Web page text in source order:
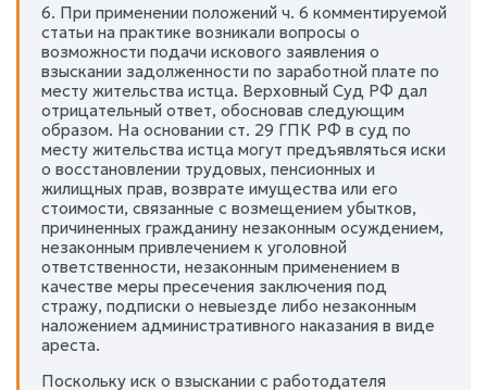
6. При применении положений ч. 6 комментируемой
статьи на практике возникали вопросы о
возможности подачи искового заявления о
взыскании задолженности по заработной плате по
месту жительства истца. Верховный Суд РФ дал
отрицательный ответ, обосновав следующим
образом. На основании ст. 29 ГПК РФ в суд по
месту жительства истца могут предъявляться иски
о восстановлении трудовых, пенсионных и
жилищных прав, возврате имущества или его
стоимости, связанные с возмещением убытков,
причиненных гражданину незаконным осуждением,
незаконным привлечением к уголовной
ответственности, незаконным применением в
качестве меры пресечения заключения под
стражу, подписки о невыезде либо незаконным
наложением административного наказания в виде
ареста.
Поскольку иск о взыскании с работодателя